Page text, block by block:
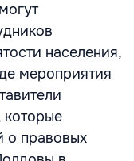
населения,
мероприятия
которые
о правовых